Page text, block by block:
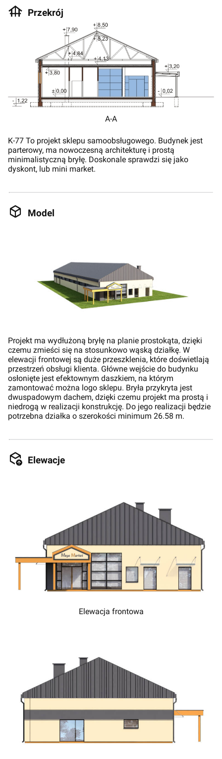
Przekrój
A-A
K-77 To projekt sklepu samoobsługowego. Budynek jest
parterowy, ma nowoczesną architekturę i prostą
minimalistyczną bryłę. Doskonale sprawdzi się jako
dyskont, lub mini market.
Model
Projekt ma wydłużoną bryłę na planie prostokąta, dzięki
czemu zmieści się na stosunkowo wąską działkę. W
elewacji frontowej są duże przeszklenia, które doświetlają
przestrzeń obsługi klienta. Główne wejście do budynku
osłonięte jest efektownym daszkiem, na którym
zamontować można logo sklepu. Bryła przykryta jest
dwuspadowym dachem, dzięki czemu projekt ma prostą i
niedrogą w realizacji konstrukcję. Do jego realizacji będzie
potrzebna działka o szerokości minimum 26.58 m.
Elewacje
Elewacja frontowa